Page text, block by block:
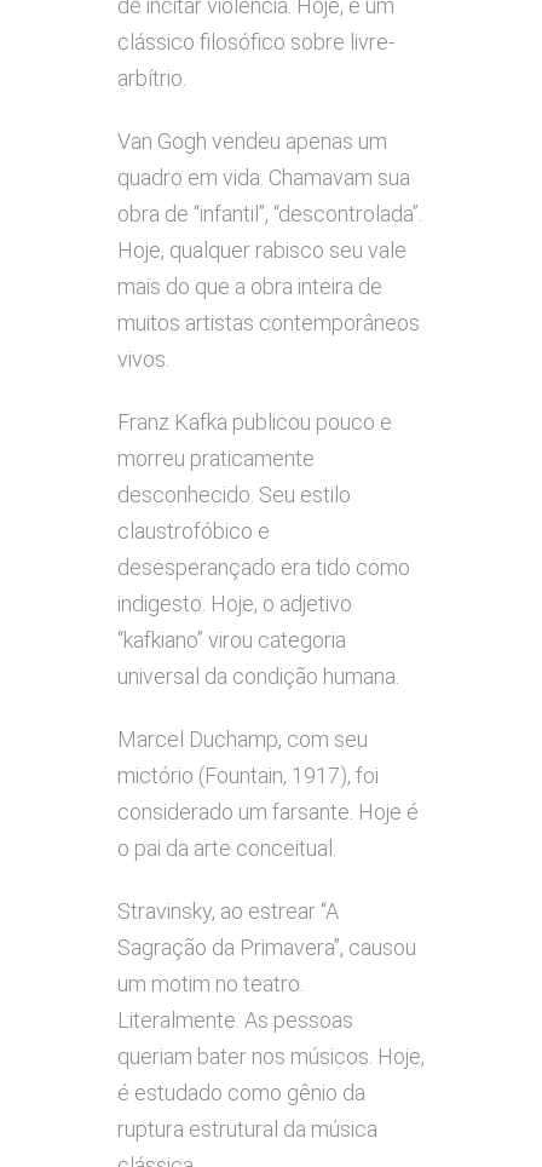
de incitar violência. Hoje, é um
clássico filosófico sobre livre-
arbítrio.
Van Gogh vendeu apenas um
quadro em vida. Chamavam sua
obra de “infantil”, “descontrolada”.
Hoje, qualquer rabisco seu vale
mais do que a obra inteira de
muitos artistas contemporâneos
vivos.
Franz Kafka publicou pouco e
morreu praticamente
desconhecido. Seu estilo
claustrofóbico e
desesperançado era tido como
indigesto. Hoje, o adjetivo
“kafkiano” virou categoria
universal da condição humana.
Marcel Duchamp, com seu
mictório (Fountain, 1917), foi
considerado um farsante. Hoje é
o pai da arte conceitual.
Stravinsky, ao estrear “A
Sagração da Primavera”, causou
um motim no teatro.
Literalmente. As pessoas
queriam bater nos músicos. Hoje,
é estudado como gênio da
ruptura estrutural da música